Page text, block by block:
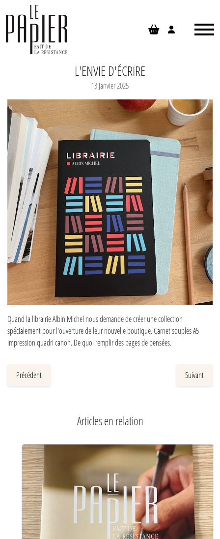
L'ENVIE D'ÉCRIRE
13 Janvier 2025
Quand la librairie Albin Michel nous demande de créer une collection
spécialement pour l'ouverture de leur nouvelle boutique. Carnet souples A5
impression quadri canon. De quoi remplir des pages de pensées.
Précédent Suivant
Articles en relation
Panneau de gestion des cookies